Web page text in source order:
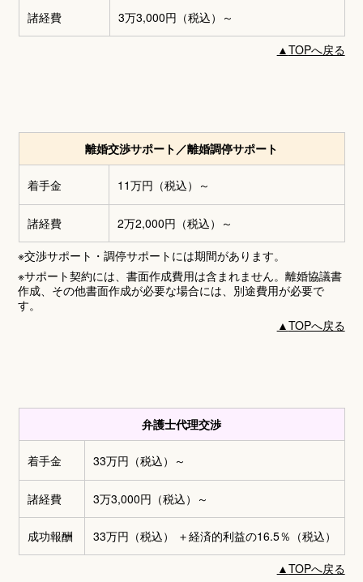
諸経費 3万3,000円 （税込）～
▲TOPへ戻る
離婚交渉サポート／離婚調停サポート
着手金 11万円 （税込）～
諸経費 2万2,000円 （税込）～
※交渉サポート・調停サポートには期間があります。
※サポート契約には、書面作成費用は含まれません。離婚協議書
作成、その他書面作成が必要な場合には、別途費用が必要で
す。
▲TOPへ戻る
弁護士代理交渉
着手金 33万円 （税込）～
諸経費 3万3,000円 （税込）～
成功報酬 33万円 （税込） ＋経済的利益の16.5％（税込）
▲TOPへ戻る